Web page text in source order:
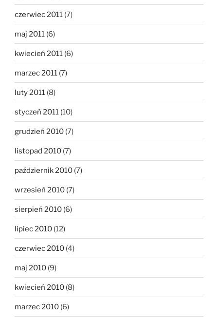
czerwiec 2011 (7)
maj 2011 (6)
kwiecień 2011 (6)
marzec 2011 (7)
luty 2011 (8)
styczeń 2011 (10)
grudzień 2010 (7)
listopad 2010 (7)
październik 2010 (7)
wrzesień 2010 (7)
sierpień 2010 (6)
lipiec 2010 (12)
czerwiec 2010 (4)
maj 2010 (9)
kwiecień 2010 (8)
marzec 2010 (6)